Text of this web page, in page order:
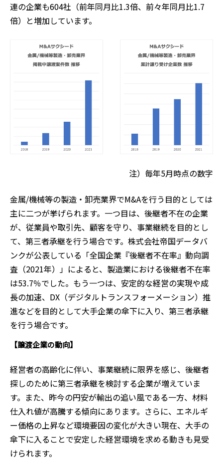
連の企業も604社（前年同月比1.3倍、前々年同月比1.7
倍）と増加しています。
注）毎年5月時点の数字
金属/機械等の製造・卸売業界でM&Aを行う目的としては
主に二つが挙げられます。一つ目は、後継者不在の企業
が、従業員や取引先、顧客を守り、事業継続を目的とし
て、第三者承継を行う場合です。株式会社帝国データバ
ンクが公表している「全国企業『後継者不在率』動向調
査（2021年）」によると、製造業における後継者不在率
は53.7％でした。もう一つは、安定的な経営の実現や成
長の加速、DX（デジタルトランスフォーメーション）推
進などを目的として大手企業の傘下に入り、第三者承継
を行う場合です。
【譲渡企業の動向】
経営者の高齢化に伴い、事業継続に限界を感じ、後継者
探しのために第三者承継を検討する企業が増えていま
す。また、昨今の円安が輸出の追い風である一方、材料
仕入れ値が高騰する傾向にあります。さらに、エネルギ
ー価格の上昇など環境要因の変化が大きい現在、大手の
傘下に入ることで安定した経営環境を求める動きも見受
けられます。